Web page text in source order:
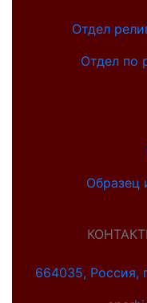
Отдел
Отдел по
Образец
664035, Россия,